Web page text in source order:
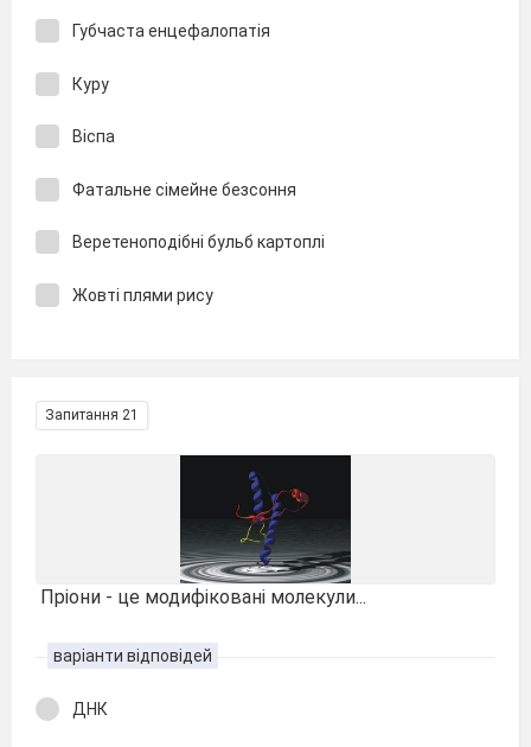
Губчаста енцефалопатія
Куру
Віспа
Фатальне сімейне безсоння
Веретеноподібні бульб картоплі
Жовті плями рису
Запитання 21
Пріони - це модифіковані молекули...
варіанти відповідей
ДНК